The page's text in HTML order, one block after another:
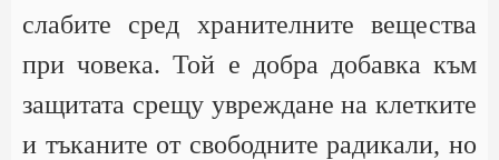
слабите сред хранителните вещества
при човека. Той е добра добавка към
защитата срещу увреждане на клетките
и тъканите от свободните радикали, но